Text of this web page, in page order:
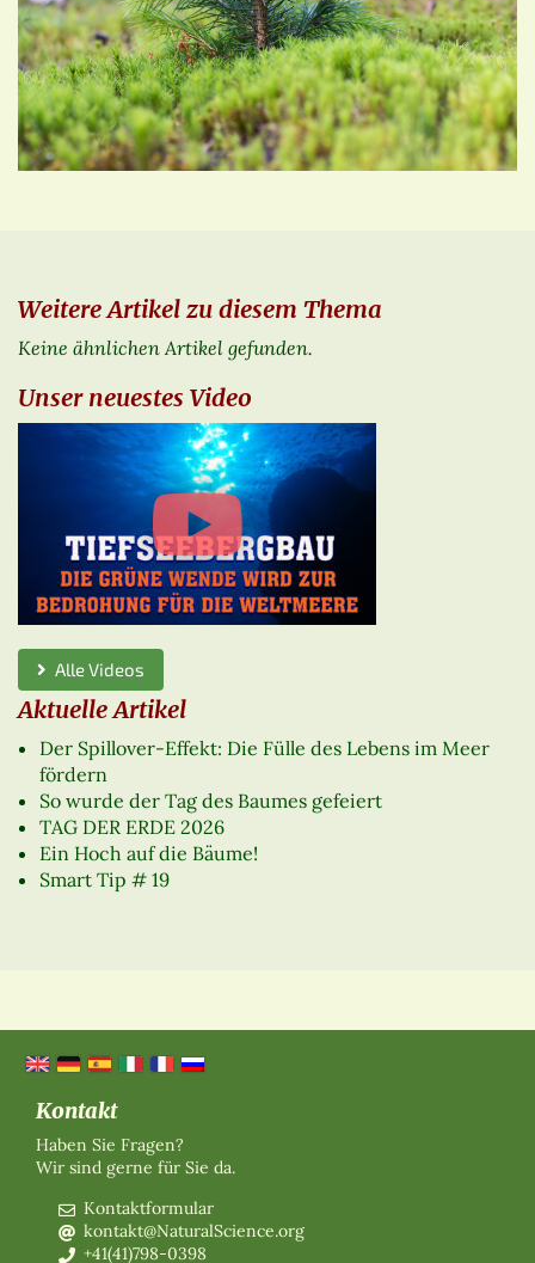
Weitere Artikel zu diesem Thema
Keine ähnlichen Artikel gefunden.
Unser neuestes Video
Alle Videos
Aktuelle Artikel
Der Spillover-Effekt: Die Fülle des Lebens im Meer
fördern
So wurde der Tag des Baumes gefeiert
TAG DER ERDE 2026
Ein Hoch auf die Bäume!
Smart Tip # 19
Kontakt
Haben Sie Fragen?
Wir sind gerne für Sie da.
Kontaktformular
kontakt@NaturalScience.org
+41(41)798-0398